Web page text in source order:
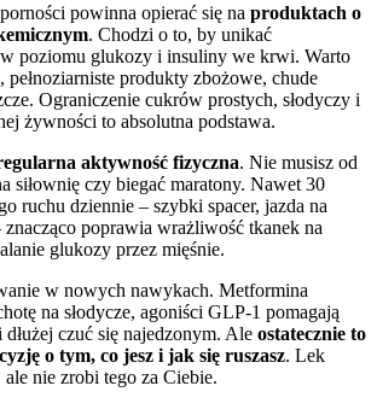
powinna opierać się na produktach o
. Chodzi o to, by unikać
poziomu glukozy i insuliny we krwi. Warto
pełnoziarniste produkty zbożowe, chude
Ograniczenie cukrów prostych, słodyczy i
żywności to absolutna podstawa.
aktywność fizyczna. Nie musisz od
siłownię czy biegać maratony. Nawet 30
ruchu dziennie – szybki spacer, jazda na
znacząco poprawia wrażliwość tkanek na
glukozy przez mięśnie.
w nowych nawykach. Metformina
na słodycze, agoniści GLP-1 pomagają
czuć się najedzonym. Ale ostatecznie to
o tym, co jesz i jak się ruszasz. Lek
nie zrobi tego za Ciebie.